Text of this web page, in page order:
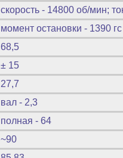
скорость - 14800 об/мин;
момент остановки - 1390
68,5
± 15
27,7
вал - 2,3
полная - 64
~90